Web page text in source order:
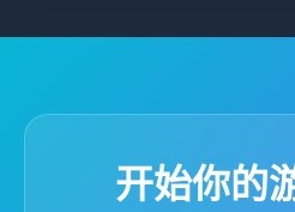
开始你的